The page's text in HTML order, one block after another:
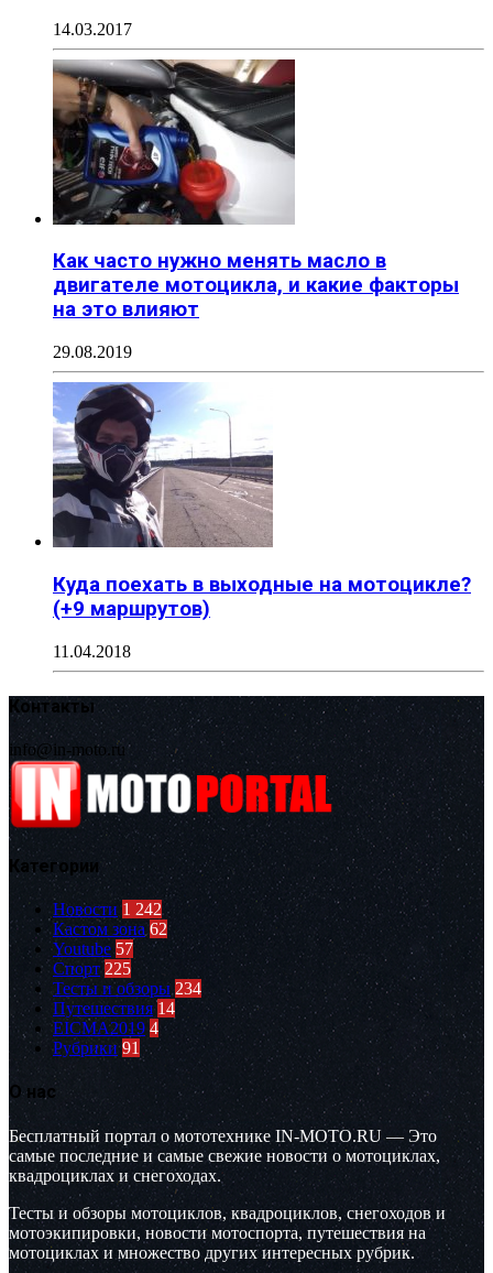
14.03.2017
Как часто нужно менять масло в
двигателе мотоцикла, и какие факторы
на это влияют
29.08.2019
Куда поехать в выходные на мотоцикле?
(+9 маршрутов)
11.04.2018
Контакты
info@in-moto.ru
Категории
Новости 1 242
Кастом зона 62
Youtube 57
Спорт 225
Тесты и обзоры 234
Путешествия 14
EICMA2019 4
Рубрики 91
О нас
Бесплатный портал о мототехнике IN-MOTO.RU — Это
самые последние и самые свежие новости о мотоциклах,
квадроциклах и снегоходах.
Тесты и обзоры мотоциклов, квадроциклов, снегоходов и
мотоэкипировки, новости мотоспорта, путешествия на
мотоциклах и множество других интересных рубрик.